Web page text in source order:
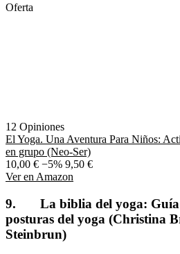
Oferta
12 Opiniones
El Yoga. Una Aventura Para Niños:
en grupo (Neo-Ser)
10,00 € −5% 9,50 €
Ver en Amazon
9. La biblia del yoga: Guía
posturas del yoga (Christina
Steinbrun)